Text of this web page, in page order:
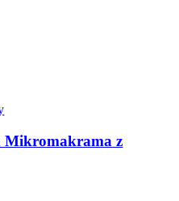
Mikromakrama z